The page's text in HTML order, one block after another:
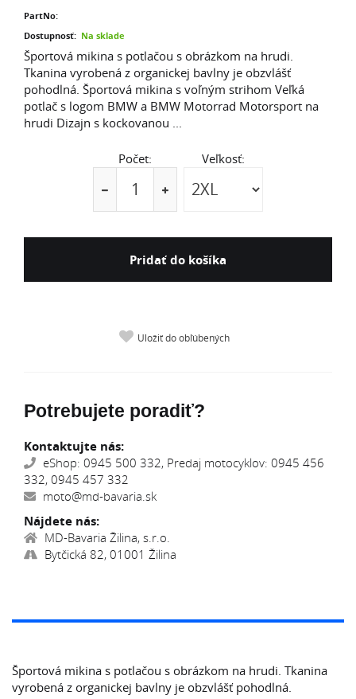
PartNo:
Dostupnosť: Na sklade
Športová mikina s potlačou s obrázkom na hrudi.
Tkanina vyrobená z organickej bavlny je obzvlášť
pohodlná. Športová mikina s voľným strihom Veľká
potlač s logom BMW a BMW Motorrad Motorsport na
hrudi Dizajn s kockovanou ...
Počet: Veľkosť:
Pridať do košíka
Uložiť do obľúbených
Potrebujete poradiť?
Kontaktujte nás:
eShop: 0945 500 332, Predaj motocyklov: 0945 456
332, 0945 457 332
moto@md-bavaria.sk
Nájdete nás:
MD-Bavaria Žilina, s.r.o.
Bytčická 82, 01001 Žilina
Športová mikina s potlačou s obrázkom na hrudi. Tkanina
vyrobená z organickej bavlny je obzvlášť pohodlná.